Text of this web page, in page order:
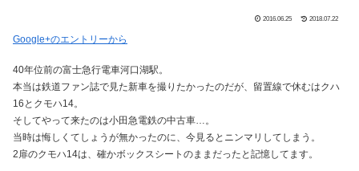
2016.06.25 2018.07.22
Google+のエントリーから
40年位前の富士急行電車河口湖駅。
本当は鉄道ファン誌で見た新車を撮りたかったのだが、留置線で休むはクハ
16とクモハ14。
そしてやって来たのは小田急電鉄の中古車…。
当時は悔しくてしょうが無かったのに、今見るとニンマリしてしまう。
2扉のクモハ14は、確かボックスシートのままだったと記憶してます。